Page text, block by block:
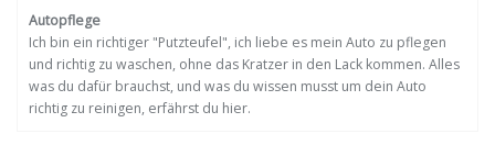
Autopflege
Ich bin ein richtiger "Putzteufel", ich liebe es mein Auto zu pflegen
und richtig zu waschen, ohne das Kratzer in den Lack kommen. Alles
was du dafür brauchst, und was du wissen musst um dein Auto
richtig zu reinigen, erfährst du hier.